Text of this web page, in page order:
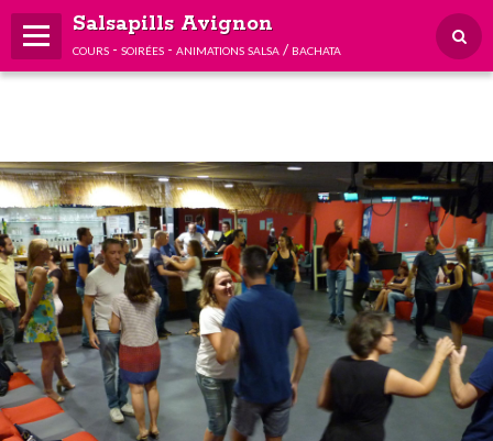
Salsapills Avignon
cours - soirées - animations salsa / bachata